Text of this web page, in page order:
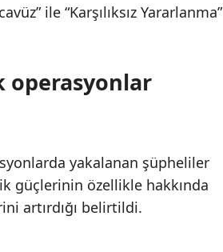
ile “Karşılıksız Yararlanma”
operasyonlar
yakalanan şüpheliler
güçlerinin özellikle hakkında
artırdığı belirtildi.